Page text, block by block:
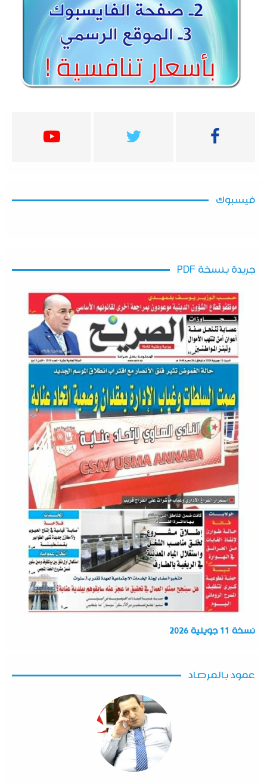
فيسبوك
جريدة بنسخة PDF
نسخة 11 جويلية 2026
عمود بالمرصاد